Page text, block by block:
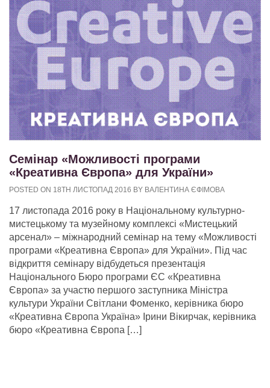
Семінар «Можливості програми
«Креативна Європа» для України»
POSTED ON 18TH ЛИСТОПАД 2016 BY ВАЛЕНТИНА ЄФІМОВА
17 листопада 2016 року в Національному культурно-
мистецькому та музейному комплексі «Мистецький
арсенал» – міжнародний семінар на тему «Можливості
програми «Креативна Європа» для України». Під час
відкриття семінару відбудеться презентація
Національного Бюро програми ЄС «Креативна
Європа» за участю першого заступника Міністра
культури України Світлани Фоменко, керівника бюро
«Креативна Європа Україна» Ірини Вікирчак, керівника
бюро «Креативна Європа […]